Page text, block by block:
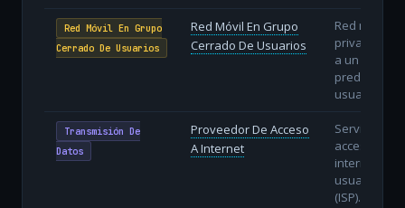
Red Móvil En Grupo
Cerrado De Usuarios
Red Móvil En Grupo
Cerrado De Usuarios
Red móvil
privada
a un grupo
predefinido
usuarios.
Transmisión De
Datos
Proveedor De Acceso
A Internet
Servicio de
acceso a
internet a
usuarios
(ISP).